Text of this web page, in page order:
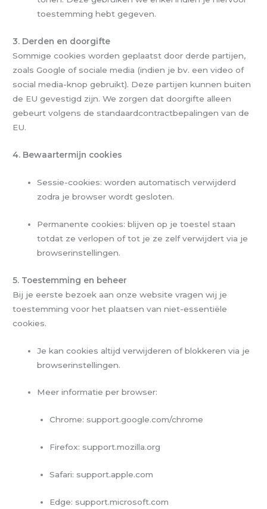
toestemming hebt gegeven.
3. Derden en doorgifte
Sommige cookies worden geplaatst door derde partijen,
zoals Google of sociale media (indien je bv. een video of
social media-knop gebruikt). Deze partijen kunnen buiten
de EU gevestigd zijn. We zorgen dat doorgifte alleen
gebeurt volgens de standaardcontractbepalingen van de
EU.
4. Bewaartermijn cookies
Sessie-cookies: worden automatisch verwijderd
zodra je browser wordt gesloten.
Permanente cookies: blijven op je toestel staan
totdat ze verlopen of tot je ze zelf verwijdert via je
browserinstellingen.
5. Toestemming en beheer
Bij je eerste bezoek aan onze website vragen wij je
toestemming voor het plaatsen van niet-essentiële
cookies.
Je kan cookies altijd verwijderen of blokkeren via je
browserinstellingen.
Meer informatie per browser:
Chrome: support.google.com/chrome
Firefox: support.mozilla.org
Safari: support.apple.com
Edge: support.microsoft.com